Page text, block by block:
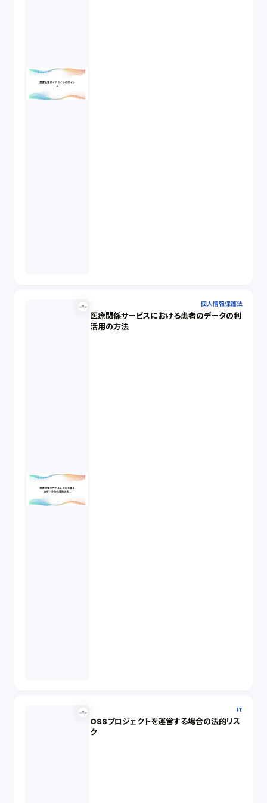
個人情報保護法
医療関係サービスにおける患者のデータの利
活用の方法
IT
OSSプロジェクトを運営する場合の法的リス
ク